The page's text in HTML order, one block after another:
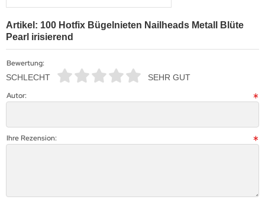
Artikel: 100 Hotfix Bügelnieten Nailheads Metall Blüte
Pearl irisierend
Bewertung:
SCHLECHT
SEHR GUT
Autor:
Ihre Rezension: